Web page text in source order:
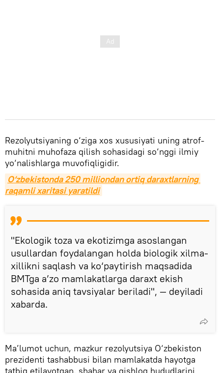
Rezolyutsiyaning o‘ziga xos xususiyati uning atrof-
muhitni muhofaza qilish sohasidagi so‘nggi ilmiy
yo‘nalishlarga muvofiqligidir.
O‘zbekistonda 250 milliondan ortiq daraxtlarning
raqamli xaritasi yaratildi
"Ekologik toza va ekotizimga asoslangan
usullardan foydalangan holda biologik xilma-
xillikni saqlash va ko‘paytirish maqsadida
BMTga a’zo mamlakatlarga daraxt ekish
sohasida aniq tavsiyalar beriladi", — deyiladi
xabarda.
Ma’lumot uchun, mazkur rezolyutsiya O‘zbekiston
prezidenti tashabbusi bilan mamlakatda hayotga
tatbiq etilayotgan, shahar va qishloq hududlarini